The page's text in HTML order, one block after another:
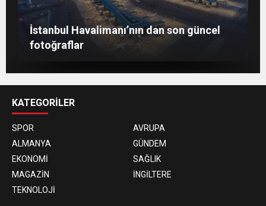
Berlin’de 8 Mart Dünya Kadınlar Günü
gösterisi
İstanbul Havalimanı’nın dan son güncel
fotoğraflar
KATEGORİLER
SPOR
AVRUPA
ALMANYA
GÜNDEM
EKONOMİ
SAĞLIK
MAGAZİN
İNGİLTERE
TEKNOLOJİ